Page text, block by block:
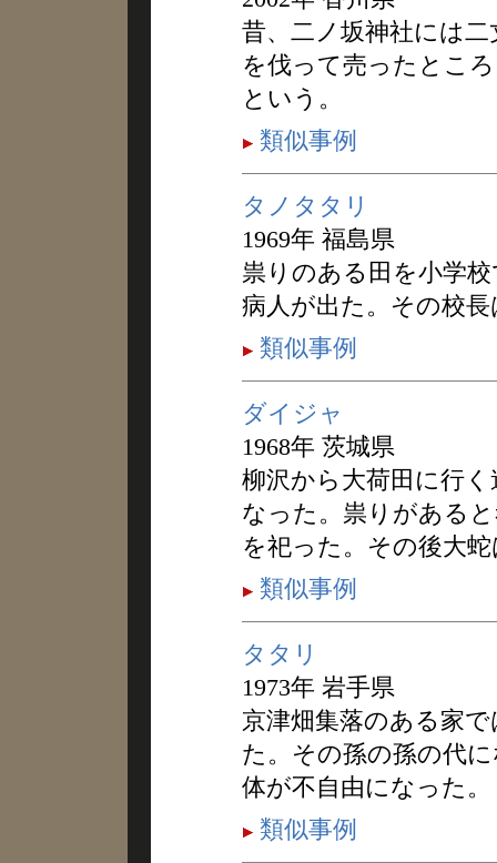
昔、二ノ坂神社には
を伐って売ったとこ
という。
類似事例
タノタタリ
1969年 福島県
祟りのある田を小学
病人が出た。その校
類似事例
ダイジャ
1968年 茨城県
柳沢から大荷田に行
なった。祟りがある
を祀った。その後大
類似事例
タタリ
1973年 岩手県
京津畑集落のある家
た。その孫の孫の代
体が不自由になった。
類似事例